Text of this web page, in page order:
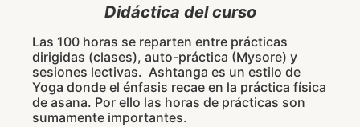
Didáctica del curso
Las 100 horas se reparten entre prácticas
dirigidas (clases), auto-práctica (Mysore) y
sesiones lectivas. Ashtanga es un estilo de
Yoga donde el énfasis recae en la práctica física
de asana. Por ello las horas de prácticas son
sumamente importantes.